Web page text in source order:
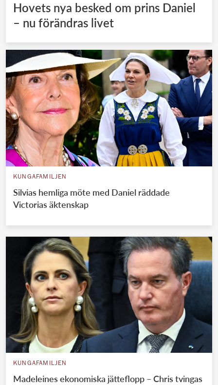
Hovets nya besked om prins Daniel
– nu förändras livet
KUNGAFAMILJEN
Silvias hemliga möte med Daniel räddade
Victorias äktenskap
KUNGAFAMILJEN
Madeleines ekonomiska jätteflopp – Chris tvingas